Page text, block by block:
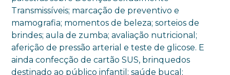
Transmissíveis; marcação de preventivo e
mamografia; momentos de beleza; sorteios de
brindes; aula de zumba; avaliação nutricional;
aferição de pressão arterial e teste de glicose. E
ainda confecção de cartão SUS, brinquedos
destinado ao público infantil; saúde bucal;